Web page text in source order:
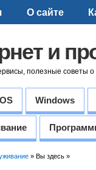
О сайте
и
полезные советы о
Windows
» Вы здесь »